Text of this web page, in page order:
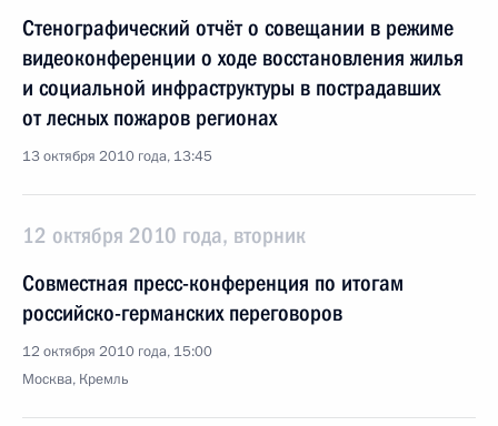
Стенографический отчёт о совещании в режиме
видеоконференции о ходе восстановления жилья
и социальной инфраструктуры в пострадавших
от лесных пожаров регионах
13 октября 2010 года, 13:45
12 октября 2010 года, вторник
Совместная пресс-конференция по итогам
российско-германских переговоров
12 октября 2010 года, 15:00
Москва, Кремль